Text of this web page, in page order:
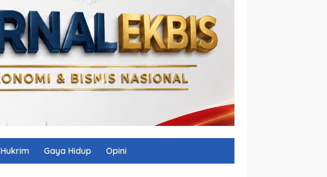
Hukrim Gaya Hidup Opini